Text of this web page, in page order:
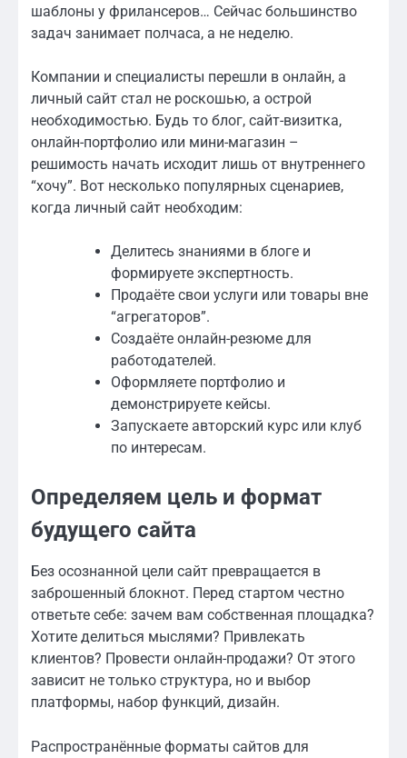
шаблоны у фрилансеров… Сейчас большинство
задач занимает полчаса, а не неделю.
Компании и специалисты перешли в онлайн, а
личный сайт стал не роскошью, а острой
необходимостью. Будь то блог, сайт-визитка,
онлайн-портфолио или мини-магазин –
решимость начать исходит лишь от внутреннего
“хочу”. Вот несколько популярных сценариев,
когда личный сайт необходим:
Делитесь знаниями в блоге и
формируете экспертность.
Продаёте свои услуги или товары вне
“агрегаторов”.
Создаёте онлайн-резюме для
работодателей.
Оформляете портфолио и
демонстрируете кейсы.
Запускаете авторский курс или клуб
по интересам.
Определяем цель и формат
будущего сайта
Без осознанной цели сайт превращается в
заброшенный блокнот. Перед стартом честно
ответьте себе: зачем вам собственная площадка?
Хотите делиться мыслями? Привлекать
клиентов? Провести онлайн-продажи? От этого
зависит не только структура, но и выбор
платформы, набор функций, дизайн.
Распространённые форматы сайтов для